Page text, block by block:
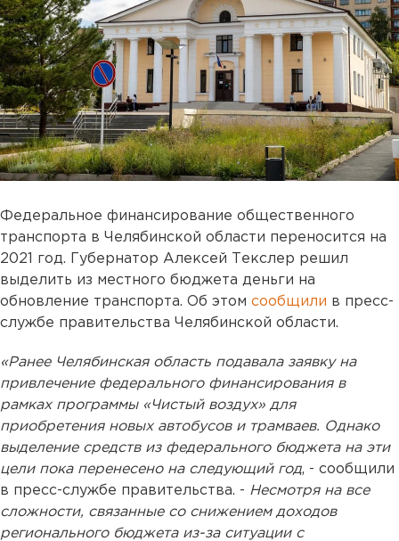
Федеральное финансирование общественного
транспорта в Челябинской области переносится на
2021 год. Губернатор Алексей Текслер решил
выделить из местного бюджета деньги на
обновление транспорта. Об этом сообщили в пресс-
службе правительства Челябинской области.
«Ранее Челябинская область подавала заявку на
привлечение федерального финансирования в
рамках программы «Чистый воздух» для
приобретения новых автобусов и трамваев. Однако
выделение средств из федерального бюджета на эти
цели пока перенесено на следующий год, - сообщили
в пресс-службе правительства. - Несмотря на все
сложности, связанные со снижением доходов
регионального бюджета из-за ситуации с